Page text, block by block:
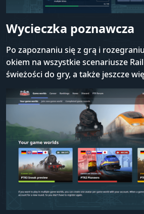
Wycieczka poznawcza
Po zapoznaniu się z grą i
okiem na wszystkie scenariusze
świeżości do gry, a także jeszcze